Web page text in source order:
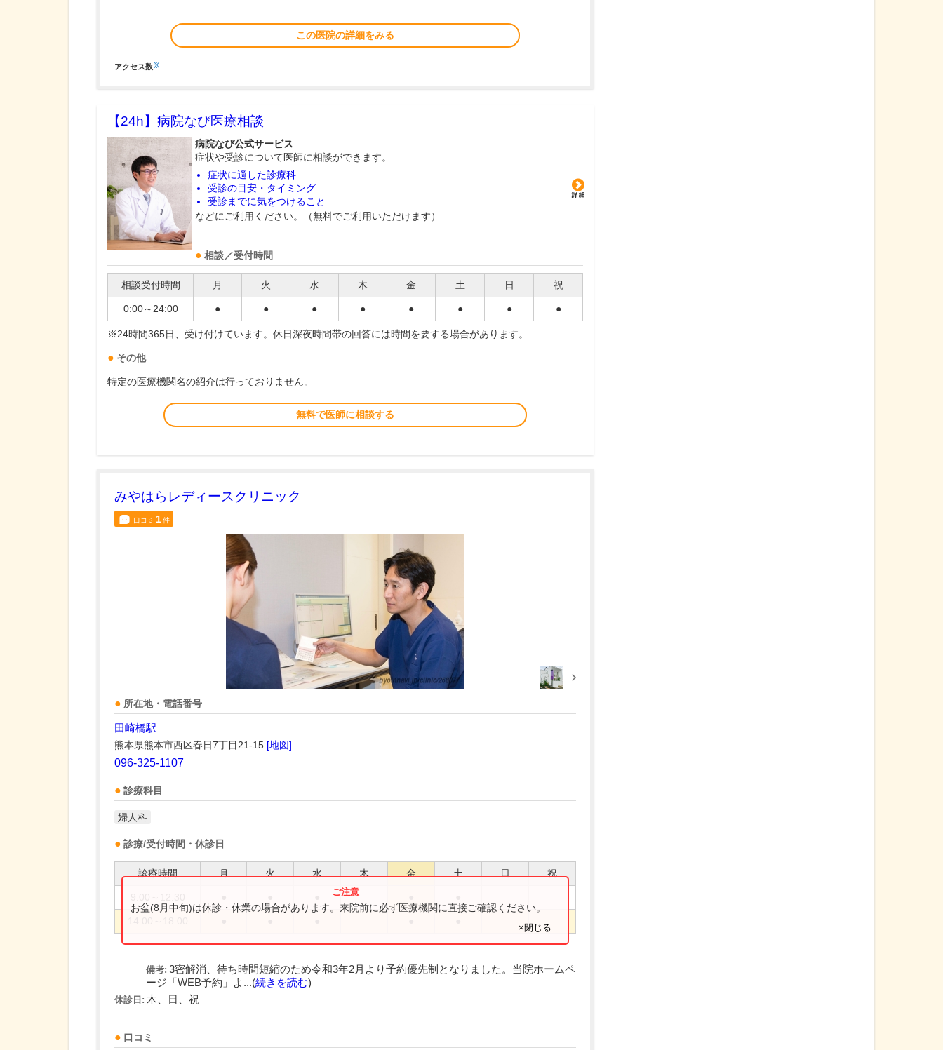
この医院の詳細をみる
アクセス数※
【24h】 病院なび医療相談
病院なび公式サービス
症状や受診について医師に相談ができます。
症状に適した診療科
受診の目安・タイミング
受診までに気をつけること
などにご利用ください。（無料でご利用いただけます）
相談／受付時間
相談受付時間 月 火 水 木 金 土 日 祝
0:00～24:00 ● ● ● ● ● ● ● ●
※24時間365日、受け付けています。休日深夜時間帯の回答には時間を要する場合があります。
その他
特定の医療機関名の紹介は行っておりません。
無料で医師に相談する
みやはらレディースクリニック
口コミ 1件
所在地・電話番号
田崎橋駅
熊本県熊本市西区春日7丁目21-15 [地図]
096-325-1107
診療科目
婦人科
診療/受付時間・休診日
診療時間 月 火 水 木 金 土 日 祝
お盆(8月中旬)は休診・休業の場合があります。来院前に必ず医療機関に直接ご確認ください。
×閉じる
備考: 3密解消、待ち時間短縮のため令和3年2月より予約優先制となりました。当院ホームペ
ージ「WEB予約」よ...(続きを読む)
休診日: 木、日、祝
口コミ